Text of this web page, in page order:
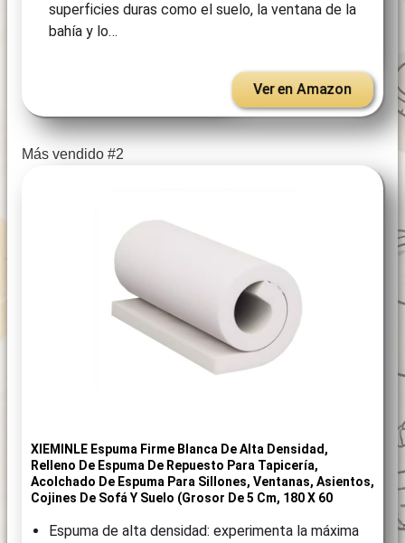
superficies duras como el suelo, la ventana de la
bahía y lo…
Ver en Amazon
Más vendido #2
XIEMINLE Espuma Firme Blanca De Alta Densidad,
Relleno De Espuma De Repuesto Para Tapicería,
Acolchado De Espuma Para Sillones, Ventanas, Asientos,
Cojines De Sofá Y Suelo (grosor De 5 Cm, 180 X 60
Espuma de alta densidad: experimenta la máxima